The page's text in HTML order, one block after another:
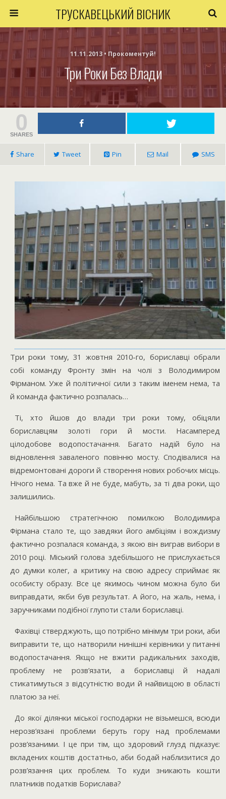
ТРУСКАВЕЦЬКИЙ ВІСНИК
11.11.2013 • Прокоментуй!
Три Роки Без Влади
0
SHARES
Share Tweet Pin Mail SMS
Три роки тому, 31 жовтня 2010-го, бориславці обрали
собі команду Фронту змін на чолі з Володимиром
Фірманом. Уже й політичної сили з таким іменем нема, та
й команда фактично розпалась…
Ті, хто йшов до влади три роки тому, обіцяли
бориславцям золоті гори й мости. Насамперед
цілодобове водопостачання. Багато надій було на
відновлення заваленого повінню мосту. Сподівалися на
відремонтовані дороги й створення нових робочих місць.
Нічого нема. Та вже й не буде, мабуть, за ті два роки, що
залишились.
Найбільшою стратегічною помилкою Володимира
Фірмана стало те, що завдяки його амбіціям і вождизму
фактично розпалася команда, з якою він виграв вибори в
2010 році. Міський голова здебільшого не прислухається
до думки колег, а критику на свою адресу сприймає як
особисту образу. Все це якимось чином можна було би
виправдати, якби був результат. А його, на жаль, нема, і
заручниками подібної глупоти стали бориславці.
Фахівці стверджують, що потрібно мінімум три роки, аби
виправити те, що натворили нинішні керівники у питанні
водопостачання. Якщо не вжити радикальних заходів,
проблему не розв’язати, а бориславці й надалі
стикатимуться з відсутністю води й найвищою в області
платою за неї.
До якої ділянки міської господарки не візьмешся, всюди
нерозв’язані проблеми беруть гору над проблемами
розв’язаними. І це при тім, що здоровий глузд підказує:
вкладених коштів достатньо, аби бодай наблизитися до
розв’язання цих проблем. То куди зникають кошти
платників податків Борислава?